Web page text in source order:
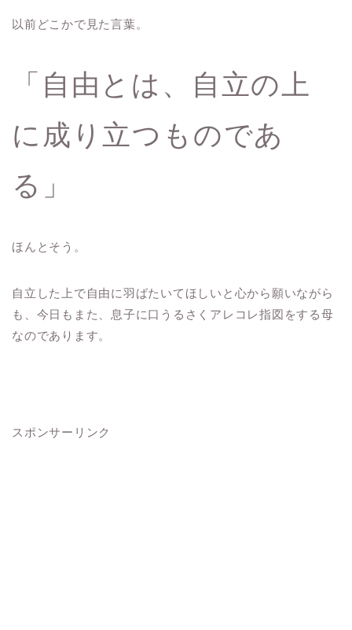
以前どこかで見た言葉。
「自由とは、自立の上
に成り立つものであ
る」
ほんとそう。
自立した上で自由に羽ばたいてほしいと心から願いながら
も、今日もまた、息子に口うるさくアレコレ指図をする母
なのであります。
スポンサーリンク